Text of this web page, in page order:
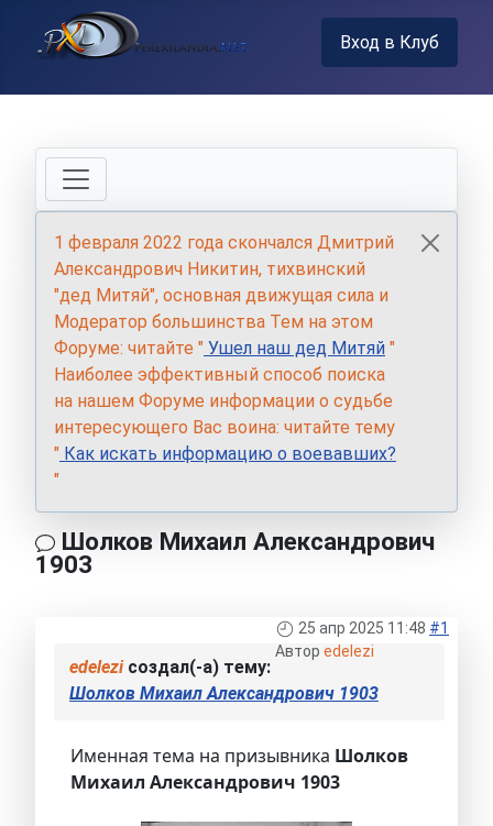
Вход в Клуб
1 февраля 2022 года скончался Дмитрий
Александрович Никитин, тихвинский
"дед Митяй", основная движущая сила и
Модератор большинства Тем на этом
Форуме: читайте " Ушел наш дед Митяй "
Наиболее эффективный способ поиска
на нашем Форуме информации о судьбе
интересующего Вас воина: читайте тему
" Как искать информацию о воевавших?
"
Шолков Михаил Александрович
1903
25 апр 2025 11:48 #1
Автор edelezi
edeleziсоздал(-а) тему:
Шолков Михаил Александрович 1903
Именная тема на призывника Шолков
Михаил Александрович 1903